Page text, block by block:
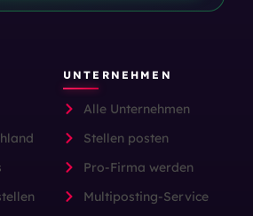
UNTERNEHMEN
Alle Unternehmen
Stellen posten
Pro-Firma werden
Multiposting-Service